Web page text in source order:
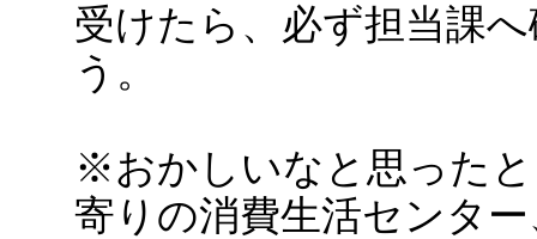
受けたら、必ず担当課
う。
※おかしいなと思った
寄りの消費生活センタ